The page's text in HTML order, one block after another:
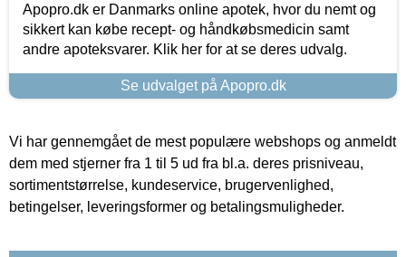
Apopro.dk er Danmarks online apotek, hvor du nemt og
sikkert kan købe recept- og håndkøbsmedicin samt
andre apoteksvarer. Klik her for at se deres udvalg.
Se udvalget på Apopro.dk
Vi har gennemgået de mest populære webshops og anmeldt
dem med stjerner fra 1 til 5 ud fra bl.a. deres prisniveau,
sortimentstørrelse, kundeservice, brugervenlighed,
betingelser, leveringsformer og betalingsmuligheder.